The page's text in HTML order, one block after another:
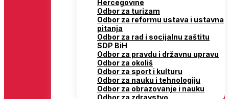
Hercegovine
Odbor za turizam
Odbor za reformu ustava i ustavna
pitanja
Odbor za rad i socijalnu zaštitu
SDP BiH
Odbor za pravdu i državnu upravu
Odbor za okoliš
Odbor za sport i kulturu
Odbor za nauku i tehnologiju
Odbor za obrazovanje i nauku
Odbor za zdravstvo